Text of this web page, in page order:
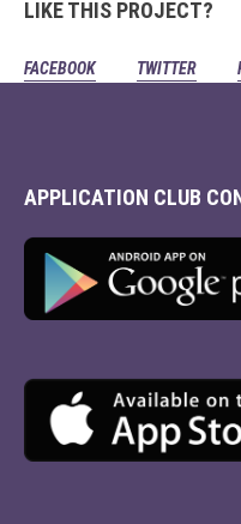
LIKE THIS PROJECT?
FACEBOOK TWITTER
APPLICATION CLUB